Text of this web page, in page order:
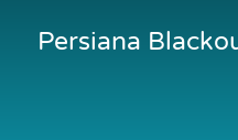
Persiana